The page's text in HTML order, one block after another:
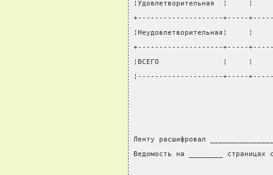
¦Удовлетворительная  ¦
+--------------------+-----
¦Неудовлетворительная¦
+--------------------+-----
¦ВСЕГО               ¦     ¦
¦--------------------+-----
Ленту расшифровал
Ведомость на ________ страницах